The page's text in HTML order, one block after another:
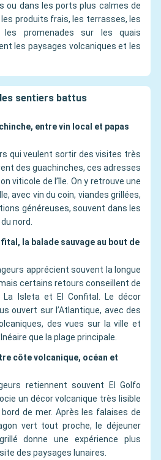
ou dans les ports plus calmes de
les produits frais, les terrasses, les
promenades sur les quais
les paysages volcaniques et les
sentiers battus
entre vin local et papas
qui veulent sortir des visites très
des guachinches, ces adresses
viticole de l’île. On y retrouve une
avec vin du coin, viandes grillées,
généreuses, souvent dans les
nord.
la balade sauvage au bout de
apprécient souvent la longue
certains retours conseillent de
Isleta et El Confital. Le décor
ouvert sur l’Atlantique, avec des
des vues sur la ville et
que la plage principale.
côte volcanique, océan et
retiennent souvent El Golfo
un décor volcanique très lisible
de mer. Après les falaises de
vert tout proche, le déjeuner
donne une expérience plus
des paysages lunaires.